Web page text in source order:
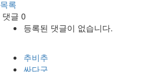
목록
댓글 0
등록된 댓글이 없습니다.
추비추
싸다구